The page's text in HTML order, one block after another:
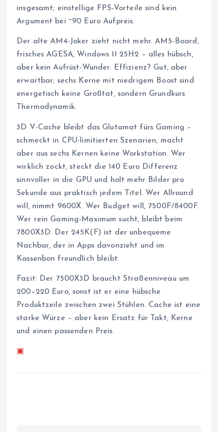
insgesamt; einstellige FPS-Vorteile sind kein
Argument bei ~90 Euro Aufpreis.
Der alte AM4-Joker zieht nicht mehr. AM5-Board,
frisches AGESA, Windows 11 25H2 – alles hübsch,
aber kein Aufrüst-Wunder. Effizienz? Gut, aber
erwartbar; sechs Kerne mit niedrigem Boost sind
energetisch keine Großtat, sondern Grundkurs
Thermodynamik.
3D V-Cache bleibt das Glutamat fürs Gaming –
schmeckt in CPU-limitierten Szenarien, macht
aber aus sechs Kernen keine Workstation. Wer
wirklich zockt, steckt die 140 Euro Differenz
sinnvoller in die GPU und holt mehr Bilder pro
Sekunde aus praktisch jedem Titel. Wer Allround
will, nimmt 9600X. Wer Budget will, 7500F/8400F.
Wer rein Gaming-Maximum sucht, bleibt beim
7800X3D. Der 245K(F) ist der unbequeme
Nachbar, der in Apps davonzieht und im
Kassenbon freundlich bleibt.
Fazit: Der 7500X3D braucht Straßenniveau um
200–220 Euro, sonst ist er eine hübsche
Produktzeile zwischen zwei Stühlen. Cache ist eine
starke Würze – aber kein Ersatz für Takt, Kerne
und einen passenden Preis.
▣